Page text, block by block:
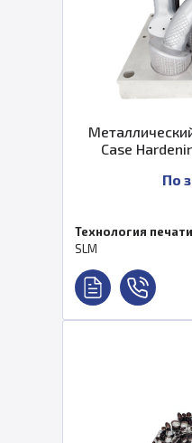
Case
По
Технология печати
SLM